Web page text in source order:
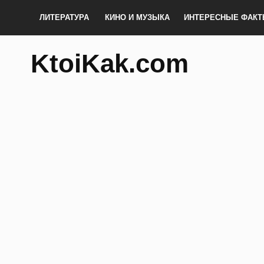
ЛИТЕРАТУРА КИНО И МУЗЫКА ИНТЕРЕСНЫЕ
KtoiKak.com